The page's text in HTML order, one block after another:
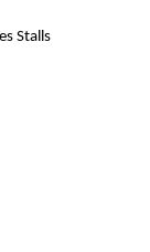
Stalls